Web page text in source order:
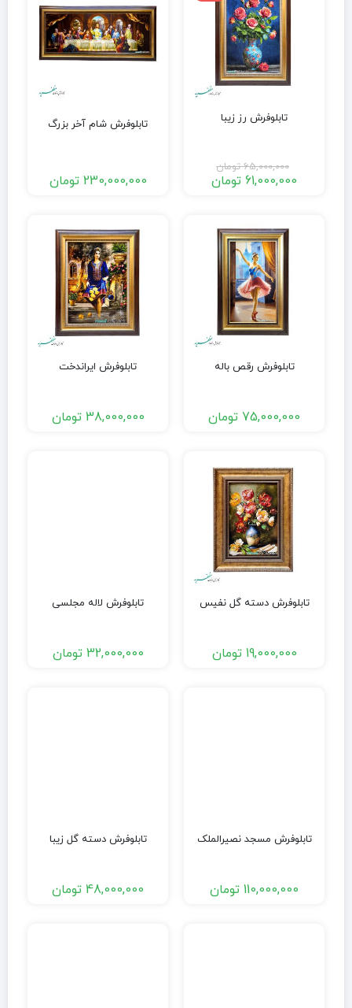
تابلوفرش رز زیبا
65,000,000 تومان
61,000,000 تومان
تابلوفرش شام آخر بزرگ
230,000,000 تومان
تابلوفرش رقص باله
75,000,000 تومان
تابلوفرش ایراندخت
38,000,000 تومان
تابلوفرش دسته گل نفیس
19,000,000 تومان
تابلوفرش لاله مجلسی
32,000,000 تومان
تابلوفرش مسجد نصیرالملک
110,000,000 تومان
تابلوفرش دسته گل زیبا
48,000,000 تومان